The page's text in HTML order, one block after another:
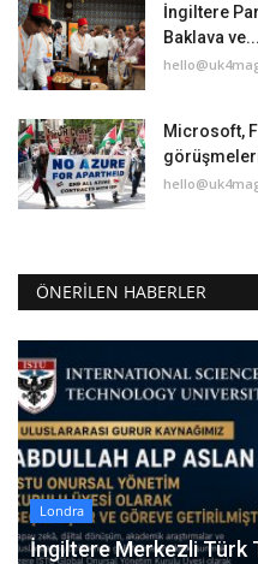
İngiltere
Baklava ve...
Microsoft,
ÖNERILEN HABERLER
Londra
İngiltere Merkezli Türk